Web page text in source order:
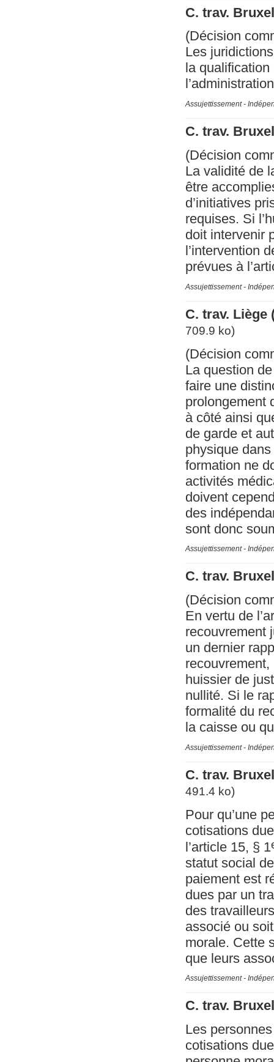
C. trav.
(Décision
Les
la
Assujettissement -
C. trav.
(Décision
La validité de
être
d’initiatives
requises. Si
doit intervenir
l’intervention
prévues à
Assujettissement -
C. trav. Liège
709.9 ko)
(Décision
La question
faire une
prolongement
à côté ainsi
de garde et
physique
formation ne
activités
doivent
des
sont donc
Assujettissement -
C. trav.
(Décision
En vertu de
recouvrement
un dernier
recouvrement,
huissier de
nullité. Si le
formalité du
la caisse ou
Assujettissement -
C. trav.
491.4 ko)
Pour qu’une
cotisations
l’article 15, § 1
statut social
paiement est
dues par un
des
associé ou
morale. Cette
que leurs
Assujettissement -
C. trav.
Les
cotisations